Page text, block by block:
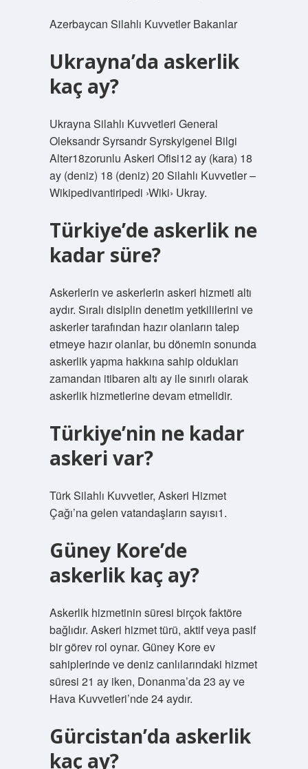
Azerbaycan Silahlı Kuvvetler Bakanlar
Ukrayna’da askerlik
kaç ay?
Ukrayna Silahlı Kuvvetleri General
Oleksandr Syrsandr Syrskyigenel Bilgi
Alter18zorunlu Askeri Ofisi12 ay (kara) 18
ay (deniz) 18 (deniz) 20 Silahlı Kuvvetler –
Wikipedivantiripedi ›Wiki› Ukray.
Türkiye’de askerlik ne
kadar süre?
Askerlerin ve askerlerin askeri hizmeti altı
aydır. Sıralı disiplin denetim yetkililerini ve
askerler tarafından hazır olanların talep
etmeye hazır olanlar, bu dönemin sonunda
askerlik yapma hakkına sahip oldukları
zamandan itibaren altı ay ile sınırlı olarak
askerlik hizmetlerine devam etmelidir.
Türkiye’nin ne kadar
askeri var?
Türk Silahlı Kuvvetler, Askeri Hizmet
Çağı’na gelen vatandaşların sayısı1.
Güney Kore’de
askerlik kaç ay?
Askerlik hizmetinin süresi birçok faktöre
bağlıdır. Askeri hizmet türü, aktif veya pasif
bir görev rol oynar. Güney Kore ev
sahiplerinde ve deniz canlılarındaki hizmet
süresi 21 ay iken, Donanma’da 23 ay ve
Hava Kuvvetleri’nde 24 aydır.
Gürcistan’da askerlik
kaç ay?